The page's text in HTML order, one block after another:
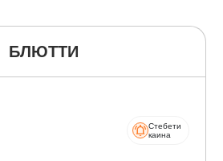
БЛЮТТИ
Стебети
каина